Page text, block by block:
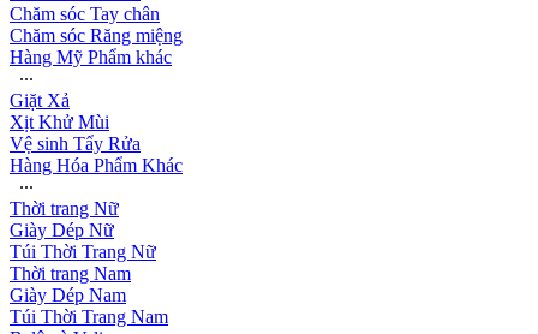
Chăm sóc Tay chân
Chăm sóc Răng miệng
Hàng Mỹ Phẩm khác
∙∙∙
Giặt Xả
Xịt Khử Mùi
Vệ sinh Tẩy Rửa
Hàng Hóa Phẩm Khác
∙∙∙
Thời trang Nữ
Giày Dép Nữ
Túi Thời Trang Nữ
Thời trang Nam
Giày Dép Nam
Túi Thời Trang Nam